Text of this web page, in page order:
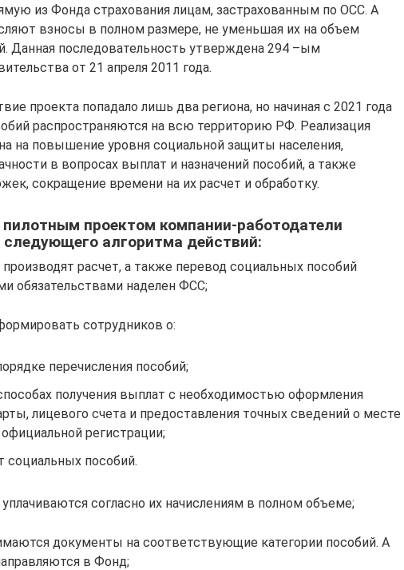
из Фонда страхования лицам, застрахованным по ОСС. А
взносы в полном размере, не уменьшая их на объем
Данная последовательность утверждена 294 –ым
от 21 апреля 2011 года.
проекта попадало лишь два региона, но начиная с 2021 года
распространяются на всю территорию РФ. Реализация
на повышение уровня социальной защиты населения,
в вопросах выплат и назначений пособий, а также
сокращение времени на их расчет и обработку.
пилотным проектом компании-работодатели
алгоритма действий:
расчет, а также перевод социальных пособий
обязательствами наделен ФСС;
сотрудников о:
перечисления пособий;
получения выплат с необходимостью оформления
лицевого счета и предоставления точных сведений о месте
регистрации;
социальных пособий.
согласно их начислениям в полном объеме;
документы на соответствующие категории пособий. А
в Фонд;